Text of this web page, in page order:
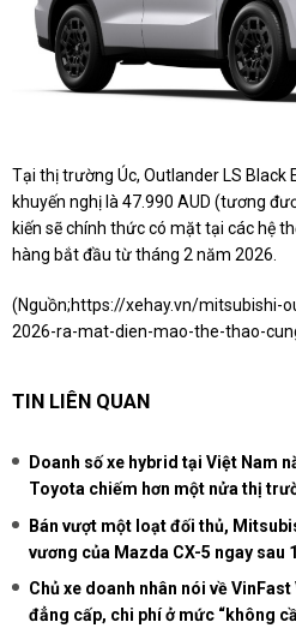
Tại thị trường Úc, Outlander LS Black
khuyến nghị là 47.990 AUD (tương
kiến sẽ chính thức có mặt tại các hệ
hàng bắt đầu từ tháng 2 năm 2026.
(Nguồn;https://xehay.vn/mitsubishi-
2026-ra-mat-dien-mao-the-thao-
TIN LIÊN QUAN
Doanh số xe hybrid tại Việt Nam
Toyota chiếm hơn một nửa thị
Bán vượt một loạt đối thủ,
vương của Mazda CX-5 ngay sau
Chủ xe doanh nhân nói về
đẳng cấp, chi phí ở mức “không